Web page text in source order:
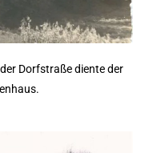
Dorfstraße diente der